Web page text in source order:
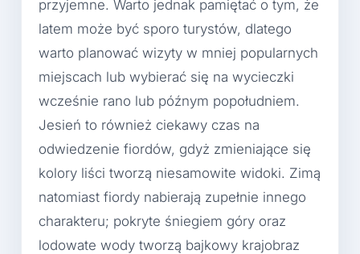
przyjemne. Warto jednak pamiętać o tym, że
latem może być sporo turystów, dlatego
warto planować wizyty w mniej popularnych
miejscach lub wybierać się na wycieczki
wcześnie rano lub późnym popołudniem.
Jesień to również ciekawy czas na
odwiedzenie fiordów, gdyż zmieniające się
kolory liści tworzą niesamowite widoki. Zimą
natomiast fiordy nabierają zupełnie innego
charakteru; pokryte śniegiem góry oraz
lodowate wody tworzą bajkowy krajobraz